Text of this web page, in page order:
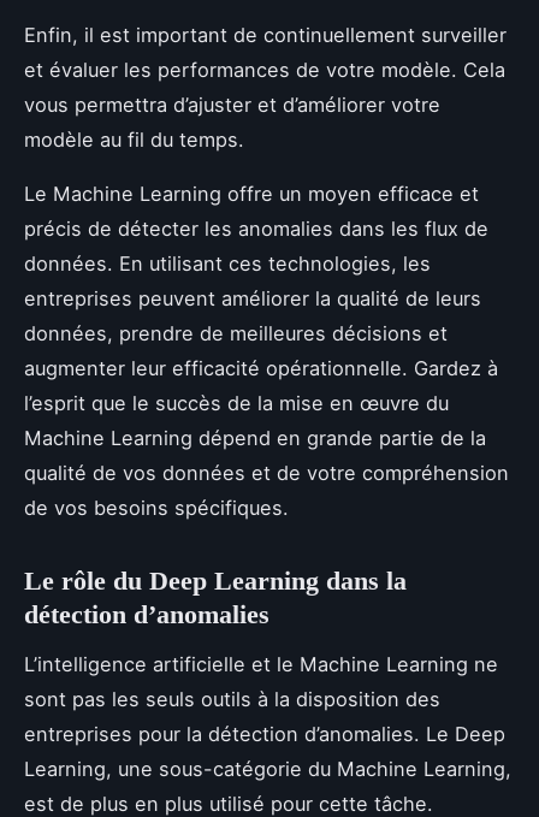
Enfin, il est important de continuellement surveiller
et évaluer les performances de votre modèle. Cela
vous permettra d’ajuster et d’améliorer votre
modèle au fil du temps.
Le Machine Learning offre un moyen efficace et
précis de détecter les anomalies dans les flux de
données. En utilisant ces technologies, les
entreprises peuvent améliorer la qualité de leurs
données, prendre de meilleures décisions et
augmenter leur efficacité opérationnelle. Gardez à
l’esprit que le succès de la mise en œuvre du
Machine Learning dépend en grande partie de la
qualité de vos données et de votre compréhension
de vos besoins spécifiques.
Le rôle du Deep Learning dans la
détection d’anomalies
L’intelligence artificielle et le Machine Learning ne
sont pas les seuls outils à la disposition des
entreprises pour la détection d’anomalies. Le Deep
Learning, une sous-catégorie du Machine Learning,
est de plus en plus utilisé pour cette tâche.